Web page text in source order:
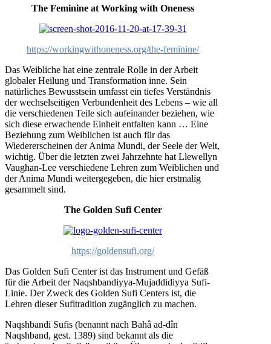
The Feminine at Working with Oneness
https://workingwithoneness.org/the-feminine/
Das Weibliche hat eine zentrale Rolle in der Arbeit
globaler Heilung und Transformation inne. Sein
natürliches Bewusstsein umfasst ein tiefes Verständnis
der wechselseitigen Verbundenheit des Lebens – wie all
die verschiedenen Teile sich aufeinander beziehen, wie
sich diese erwachende Einheit entfalten kann … Eine
Beziehung zum Weiblichen ist auch für das
Wiedererscheinen der Anima Mundi, der Seele der Welt,
wichtig. Über die letzten zwei Jahrzehnte hat Llewellyn
Vaughan-Lee verschiedene Lehren zum Weiblichen und
der Anima Mundi weitergegeben, die hier erstmalig
gesammelt sind.
The Golden Sufi Center
https://goldensufi.org/
Das Golden Sufi Center ist das Instrument und Gefäß
für die Arbeit der Naqshbandiyya-Mujaddidiyya Sufi-
Linie. Der Zweck des Golden Sufi Centers ist, die
Lehren dieser Sufitradition zugänglich zu machen.
Naqshbandi Sufis (benannt nach Bahâ ad-dîn
Naqshband, gest. 1389) sind bekannt als die